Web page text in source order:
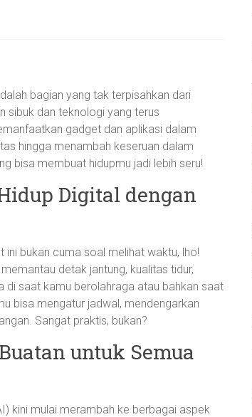
bagian yang tak terpisahkan dari
sibuk dan teknologi yang terus
gadget dan aplikasi dalam
hingga menambah keseruan dalam
bisa membuat hidupmu jadi lebih seru!
Digital dengan
bukan cuma soal melihat waktu, lho!
detak jantung, kualitas tidur,
di saat kamu berolahraga atau bahkan saat
bisa mengatur jadwal, mendengarkan
Sangat praktis, bukan?
untuk Semua
kini mulai merambah ke berbagai aspek